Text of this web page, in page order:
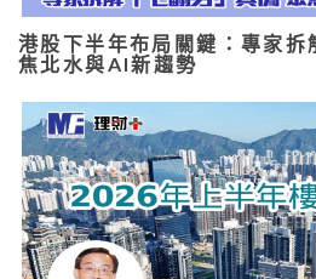
港股下半年布局關鍵：專家拆
焦北水與AI新趨勢